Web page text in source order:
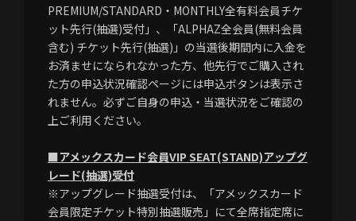
PREMIUM/STANDARD・MONTHLY全有料会員チケ
ット先行(抽選)受付」、「ALPHAZ全会員(無料会員
含む) チケット先行(抽選)」の当選後期間内に入金を
お済ませになられなかった方、他先行でご購入され
た方の申込状況確認ページには申込ボタンは表示さ
れません。必ずご自身の申込・当選状況をご確認の
上ご利用ください。
■アメックスカード会員VIP SEAT(STAND)アップグ
レード(抽選)受付
※アップグレード抽選受付は、「アメックスカード
会員限定チケット特別抽選販売」にて全席指定席に